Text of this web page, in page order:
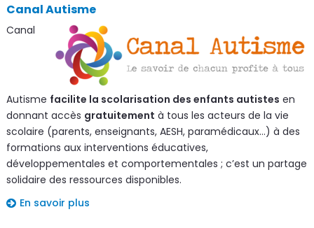
Canal Autisme
Canal
Autisme facilite la scolarisation des enfants autistes en
donnant accès gratuitement à tous les acteurs de la vie
scolaire (parents, enseignants, AESH, paramédicaux…) à des
formations aux interventions éducatives,
développementales et comportementales ; c’est un partage
solidaire des ressources disponibles.
En savoir plus